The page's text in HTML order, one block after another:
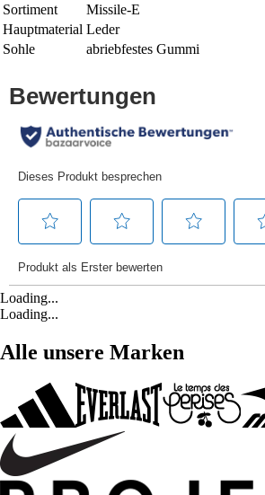
Sortiment
Missile-E
Hauptmaterial Leder
Sohle
abriebfestes Gummi
Loading...
Loading...
Alle unsere Marken